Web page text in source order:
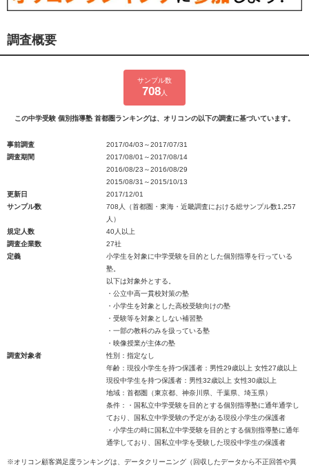
調査概要
サンプル数
708人
この中学受験 個別指導塾 首都圏ランキングは、オリコンの以下の調査に基づいています。
事前調査
2017/04/03～2017/07/31
調査期間
2017/08/01～2017/08/14
2016/08/23～2016/08/29
2015/08/31～2015/10/13
更新日
2017/12/01
サンプル数
708人（首都圏・東海・近畿調査における総サンプル数1,257
人）
規定人数
40人以上
調査企業数
27社
定義
小学生を対象に中学受験を目的とした個別指導を行っている
塾。
以下は対象外とする。
・公立中高一貫校対策の塾
・小学生を対象とした高校受験向けの塾
・受験等を対象としない補習塾
・一部の教科のみを扱っている塾
・映像授業が主体の塾
調査対象者
性別：指定なし
年齢：現役小学生を持つ保護者：男性29歳以上 女性27歳以上
現役中学生を持つ保護者：男性32歳以上 女性30歳以上
地域：首都圏（東京都、神奈川県、千葉県、埼玉県）
条件：・国私立中学受験を目的とする個別指導塾に通年通学し
ており、国私立中学受験の予定がある現役小学生の保護者
・小学生の時に国私立中学受験を目的とする個別指導塾に通年
通学しており、国私立中学を受験した現役中学生の保護者
※オリコン顧客満足度ランキングは、データクリーニング（回収したデータから不正回答や異